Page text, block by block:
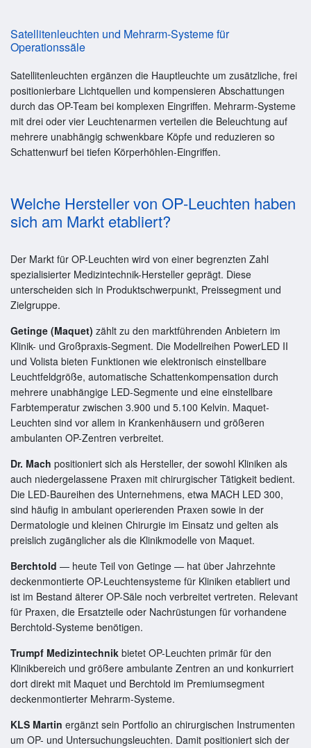
Satellitenleuchten und Mehrarm-Systeme für
Operationssäle
Satellitenleuchten ergänzen die Hauptleuchte um zusätzliche, frei
positionierbare Lichtquellen und kompensieren Abschattungen
durch das OP-Team bei komplexen Eingriffen. Mehrarm-Systeme
mit drei oder vier Leuchtenarmen verteilen die Beleuchtung auf
mehrere unabhängig schwenkbare Köpfe und reduzieren so
Schattenwurf bei tiefen Körperhöhlen-Eingriffen.
Welche Hersteller von OP-Leuchten haben
sich am Markt etabliert?
Der Markt für OP-Leuchten wird von einer begrenzten Zahl
spezialisierter Medizintechnik-Hersteller geprägt. Diese
unterscheiden sich in Produktschwerpunkt, Preissegment und
Zielgruppe.
Getinge (Maquet) zählt zu den marktführenden Anbietern im
Klinik- und Großpraxis-Segment. Die Modellreihen PowerLED II
und Volista bieten Funktionen wie elektronisch einstellbare
Leuchtfeldgröße, automatische Schattenkompensation durch
mehrere unabhängige LED-Segmente und eine einstellbare
Farbtemperatur zwischen 3.900 und 5.100 Kelvin. Maquet-
Leuchten sind vor allem in Krankenhäusern und größeren
ambulanten OP-Zentren verbreitet.
Dr. Mach positioniert sich als Hersteller, der sowohl Kliniken als
auch niedergelassene Praxen mit chirurgischer Tätigkeit bedient.
Die LED-Baureihen des Unternehmens, etwa MACH LED 300,
sind häufig in ambulant operierenden Praxen sowie in der
Dermatologie und kleinen Chirurgie im Einsatz und gelten als
preislich zugänglicher als die Klinikmodelle von Maquet.
Berchtold — heute Teil von Getinge — hat über Jahrzehnte
deckenmontierte OP-Leuchtensysteme für Kliniken etabliert und
ist im Bestand älterer OP-Säle noch verbreitet vertreten. Relevant
für Praxen, die Ersatzteile oder Nachrüstungen für vorhandene
Berchtold-Systeme benötigen.
Trumpf Medizintechnik bietet OP-Leuchten primär für den
Klinikbereich und größere ambulante Zentren an und konkurriert
dort direkt mit Maquet und Berchtold im Premiumsegment
deckenmontierter Mehrarm-Systeme.
KLS Martin ergänzt sein Portfolio an chirurgischen Instrumenten
um OP- und Untersuchungsleuchten. Damit positioniert sich der